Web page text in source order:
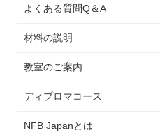
よくある質問Q＆A
材料の説明
教室のご案内
ディプロマコース
NFB Japanとは